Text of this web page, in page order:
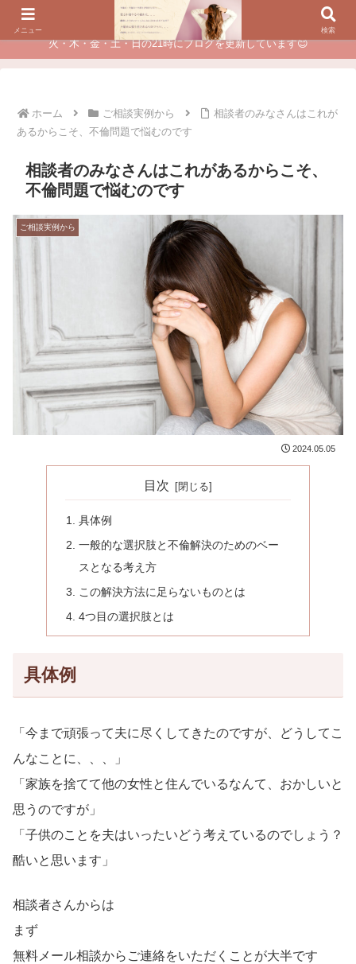
夫に不倫されたつらい経験が、あなたのチャンスに変わるカウンセリング
火・木・金・土・日の21時にブログを更新しています😊
ホーム ご相談実例から
相談者のみなさんはこれが
あるからこそ、不倫問題で悩むのです
相談者のみなさんはこれがあるからこそ、
不倫問題で悩むのです
ご相談実例から
2024.05.05
目次
具体例
一般的な選択肢と不倫解決のためのベー
スとなる考え方
この解決方法に足らないものとは
4つ目の選択肢とは
具体例
「今まで頑張って夫に尽くしてきたのですが、どうしてこ
んなことに、、、」
「家族を捨てて他の女性と住んでいるなんて、おかしいと
思うのですが」
「子供のことを夫はいったいどう考えているのでしょう？
酷いと思います」
相談者さんからは
まず
無料メール相談からご連絡をいただくことが大半です
メニュー 検索